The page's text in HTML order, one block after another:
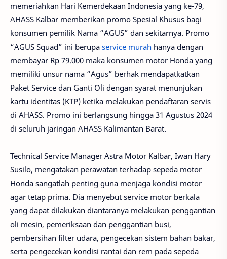
memeriahkan Hari Kemerdekaan Indonesia yang ke-79,
AHASS Kalbar memberikan promo Spesial Khusus bagi
konsumen pemilik Nama “AGUS” dan sekitarnya. Promo
“AGUS Squad” ini berupa service murah hanya dengan
membayar Rp 79.000 maka konsumen motor Honda yang
memiliki unsur nama “Agus” berhak mendapatkatkan
Paket Service dan Ganti Oli dengan syarat menunjukan
kartu identitas (KTP) ketika melakukan pendaftaran servis
di AHASS. Promo ini berlangsung hingga 31 Agustus 2024
di seluruh jaringan AHASS Kalimantan Barat.
Technical Service Manager Astra Motor Kalbar, Iwan Hary
Susilo, mengatakan perawatan terhadap sepeda motor
Honda sangatlah penting guna menjaga kondisi motor
agar tetap prima. Dia menyebut service motor berkala
yang dapat dilakukan diantaranya melakukan penggantian
oli mesin, pemeriksaan dan penggantian busi,
pembersihan filter udara, pengecekan sistem bahan bakar,
serta pengecekan kondisi rantai dan rem pada sepeda